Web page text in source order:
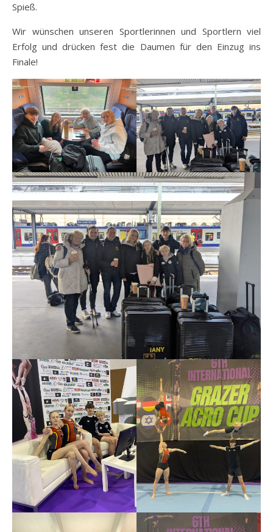
Spieß.
Wir wünschen unseren Sportlerinnen und Sportlern viel
Erfolg und drücken fest die Daumen für den Einzug ins
Finale!